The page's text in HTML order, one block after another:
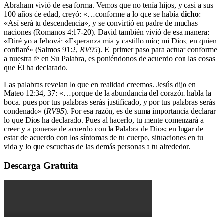
Abraham vivió de esa forma. Vemos que no tenía hijos, y casi a sus
100 años de edad, creyó: «…conforme a lo que se había dicho:
«Así será tu descendencia», y se convirtió en padre de muchas
naciones (Romanos 4:17-20). David también vivió de esa manera:
«Diré yo a Jehová: «Esperanza mía y castillo mío; mi Dios, en quien
confiaré» (Salmos 91:2, RV95). El primer paso para actuar conforme
a nuestra fe en Su Palabra, es poniéndonos de acuerdo con las cosas
que Él ha declarado.
Las palabras revelan lo que en realidad creemos. Jesús dijo en
Mateo 12:34, 37: «…porque de la abundancia del corazón habla la
boca. pues por tus palabras serás justificado, y por tus palabras serás
condenado» (RV95). Por esa razón, es de suma importancia declarar
lo que Dios ha declarado. Pues al hacerlo, tu mente comenzará a
creer y a ponerse de acuerdo con la Palabra de Dios; en lugar de
estar de acuerdo con los síntomas de tu cuerpo, situaciones en tu
vida y lo que escuchas de las demás personas a tu alrededor.
Descarga Gratuita